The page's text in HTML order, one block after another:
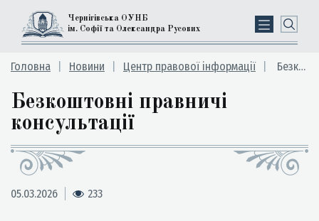
Чернігівська ОУНБ
ім. Софії та Олександра Русових
Головна Новини Центр правової інформації Безкоштовні правничі консультації
Безкоштовні правничі
консультації
05.03.2026 233